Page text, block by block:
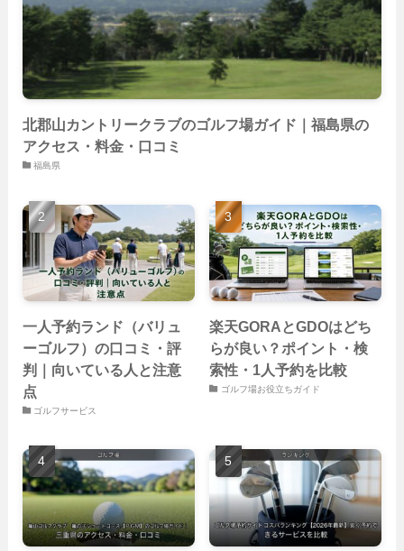
(22)
(26)
北郡山カントリークラブのゴルフ場ガイド｜福島県の
アクセス・料金・口コミ
福島県
一人予約ランド（バリュ
ーゴルフ）の口コミ・評
判｜向いている人と注意
点
ゴルフサービス
楽天GORAとGDOはどち
らが良い？ポイント・検
索性・1人予約を比較
ゴルフ場お役立ちガイド